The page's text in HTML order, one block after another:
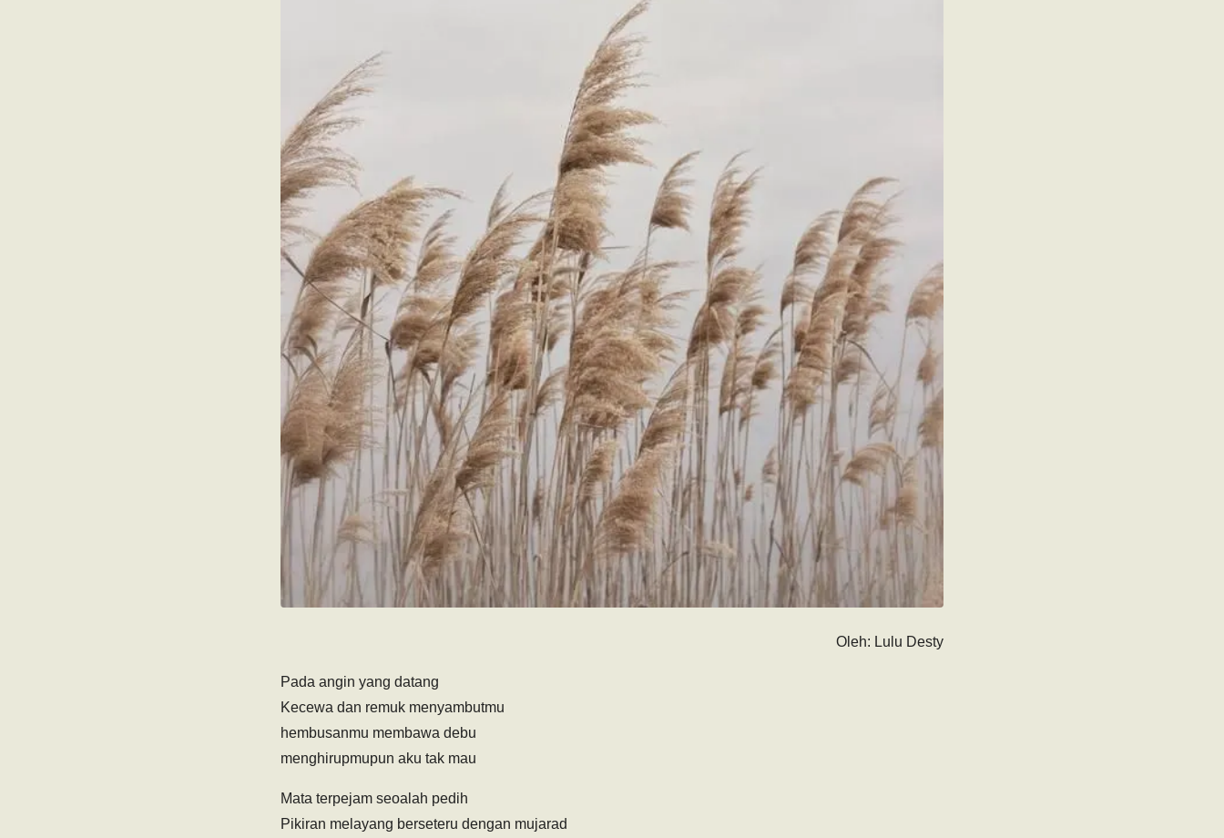
Oleh: Lulu Desty
Pada angin yang datang
Kecewa dan remuk menyambutmu
hembusanmu membawa debu
menghirupmupun aku tak mau
Mata terpejam seoalah pedih
Pikiran melayang berseteru dengan mujarad